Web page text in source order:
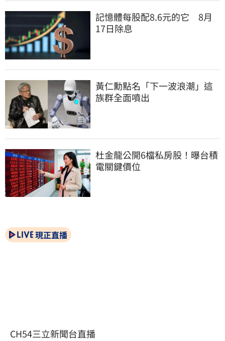
記憶體每股配8.6元的它　8月
17日除息
黃仁勳點名「下一波浪潮」這
族群全面噴出
杜金龍公開6檔私房股！曝台積
電關鍵價位
現正直播
CH54三立新聞台直播